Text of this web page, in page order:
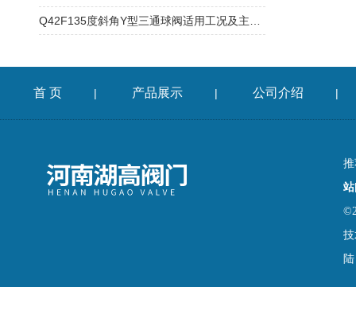
首 页 | 产品展示 | 公司介绍 |
陆